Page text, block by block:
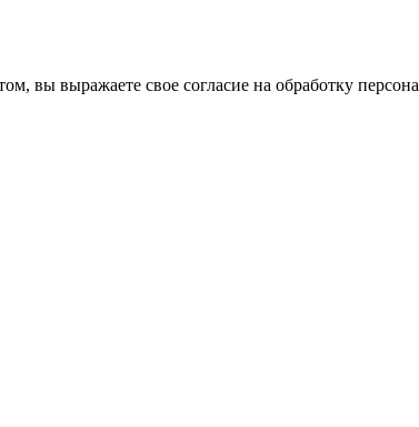
вы выражаете свое согласие на обработку